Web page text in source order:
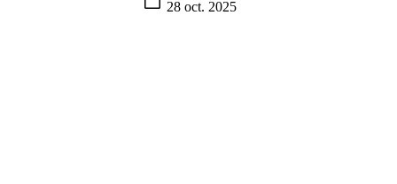
28 oct. 2025